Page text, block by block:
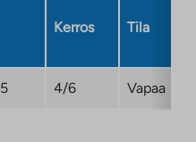
Kerros Tila
4/6 Vapaa